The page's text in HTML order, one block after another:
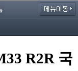
R2R 국